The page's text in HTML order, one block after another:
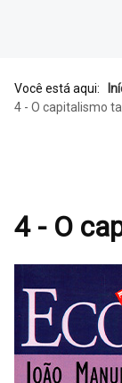
Você está aqui:
4 - O capitalismo
4 - O